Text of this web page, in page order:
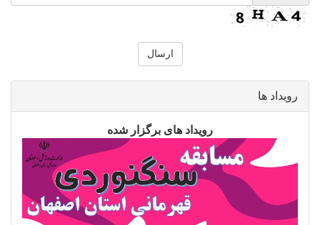
رویداد ها
رویداد های برگزار شده